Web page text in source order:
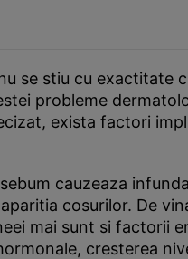
se stiu cu exactitate
probleme
exista factori
cauzeaza
cosurilor. De
mai sunt si factorii
cresterea